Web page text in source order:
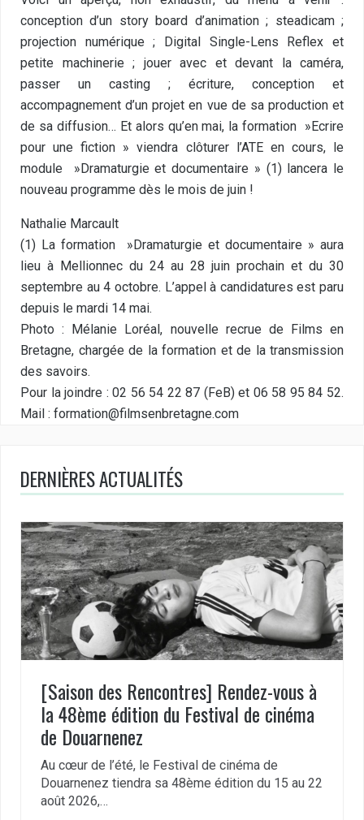
conception d’un story board d’animation ; steadicam ;
projection numérique ; Digital Single-Lens Reflex et
petite machinerie ; jouer avec et devant la caméra,
passer un casting ; écriture, conception et
accompagnement d’un projet en vue de sa production et
de sa diffusion… Et alors qu’en mai, la formation »Ecrire
pour une fiction » viendra clôturer l’ATE en cours, le
module »Dramaturgie et documentaire » (1) lancera le
nouveau programme dès le mois de juin !
Nathalie Marcault
(1) La formation »Dramaturgie et documentaire » aura
lieu à Mellionnec du 24 au 28 juin prochain et du 30
septembre au 4 octobre. L’appel à candidatures est paru
depuis le mardi 14 mai.
Photo : Mélanie Loréal, nouvelle recrue de Films en
Bretagne, chargée de la formation et de la transmission
des savoirs.
Pour la joindre : 02 56 54 22 87 (FeB) et 06 58 95 84 52.
Mail : formation@filmsenbretagne.com
DERNIÈRES ACTUALITÉS
[Saison des Rencontres] Rendez-vous à
la 48ème édition du Festival de cinéma
de Douarnenez
Au cœur de l’été, le Festival de cinéma de
Douarnenez tiendra sa 48ème édition du 15 au 22
août 2026,…